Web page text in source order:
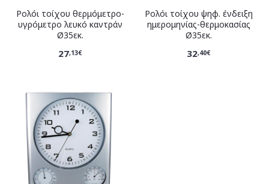
Ρολόι τοίχου θερμόμετρο-
υγρόμετρο λευκό καντράν
Ø35εκ.
27,13€
Ρολόι τοίχου ψηφ. ένδειξη
ημερομηνίας-θερμοκασίας
Ø35εκ.
32,40€